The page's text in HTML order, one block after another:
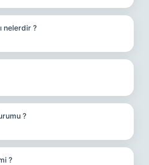
nelerdir ?
?
?